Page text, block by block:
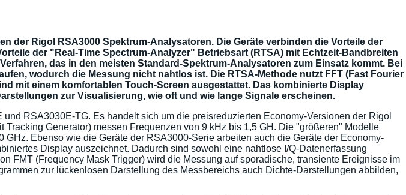
der Rigol RSA3000 Spektrum-Analysatoren. Die Geräte verbinden die Vorteile der
der "Real-Time Spectrum-Analyzer" Betriebsart (RTSA) mit Echtzeit-Bandbreiten
das in den meisten Standard-Spektrum-Analysatoren zum Einsatz kommt. Bei
wodurch die Messung nicht nahtlos ist. Die RTSA-Methode nutzt FFT (Fast Fourier
mit einem komfortablen Touch-Screen ausgestattet. Das kombinierte Display
zur Visualisierung, wie oft und wie lange Signale erscheinen.
RSA3030E-TG. Es handelt sich um die preisreduzierten Economy-Versionen der Rigol
Generator) messen Frequenzen von 9 kHz bis 1,5 GH. Die "größeren" Modelle
Ebenso wie die Geräte der RSA3000-Serie arbeiten auch die Geräte der Economy-
Display auszeichnet. Dadurch sind sowohl eine nahtlose I/Q-Datenerfassung
FMT (Frequency Mask Trigger) wird die Messung auf sporadische, transiente Ereignisse im
zur lückenlosen Darstellung des Messbereichs auch Dichte-Darstellungen abbilden,